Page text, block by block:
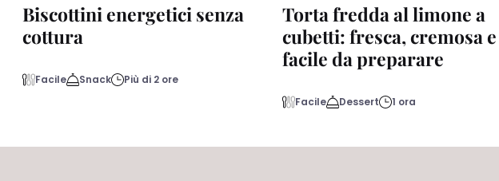
Biscottini energetici senza
cottura
Facile Snack Più di 2 ore
Torta fredda al limone a
cubetti: fresca, cremosa e
facile da preparare
Facile Dessert 1 ora